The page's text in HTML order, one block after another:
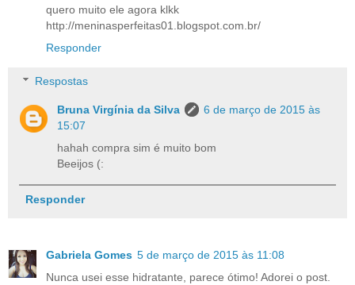
quero muito ele agora klkk
http://meninasperfeitas01.blogspot.com.br/
Responder
Respostas
Bruna Virgínia da Silva
6 de março de 2015 às
15:07
hahah compra sim é muito bom
Beeijos (:
Responder
Gabriela Gomes 5 de março de 2015 às 11:08
Nunca usei esse hidratante, parece ótimo! Adorei o post.